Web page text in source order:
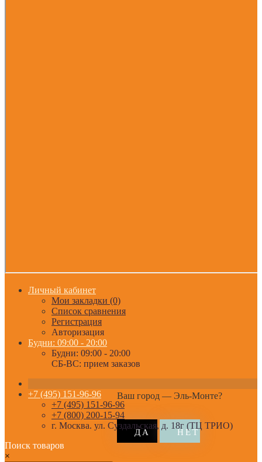
Личный кабинет
Мои закладки (0)
Список сравнения
Регистрация
Авторизация
Будни: 09:00 - 20:00
Будни: 09:00 - 20:00
СБ-ВС: прием заказов
Ваш город — Эль-Монте?
+7 (495) 151-96-96
+7 (495) 151-96-96
+7 (800) 200-15-94
г. Москва. ул. Суздальская, д. 18г (ТЦ ТРИО)
Поиск товаров
×